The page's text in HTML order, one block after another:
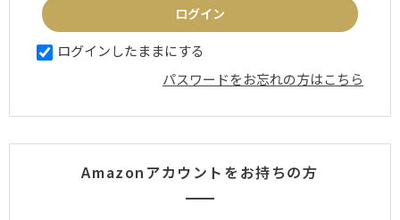
ログインしたままにする
パスワードをお忘れの方はこちら
Amazonアカウントをお持ちの方